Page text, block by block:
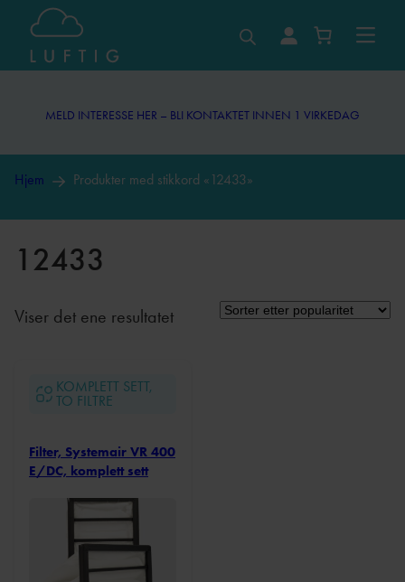
Hopp
innhold
MELD INTERESSE HER – BLI KONTAKTET INNEN 1 VIRKEDAG
Hjem Produkter med stikkord «12433»
12433
Viser det ene resultatet
KOMPLETT SETT,
TO FILTRE
Filter, Systemair VR 400
E/DC, komplett sett
MELD INTERESSE HER – BLI KONTAKTET INNEN 1 VIRKEDAG